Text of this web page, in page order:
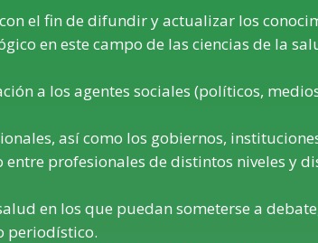
el fin de difundir y actualizar los
en este campo de las ciencias de la
a los agentes sociales (políticos,
así como los gobiernos,
profesionales de distintos niveles y
en los que puedan someterse a
periodístico.